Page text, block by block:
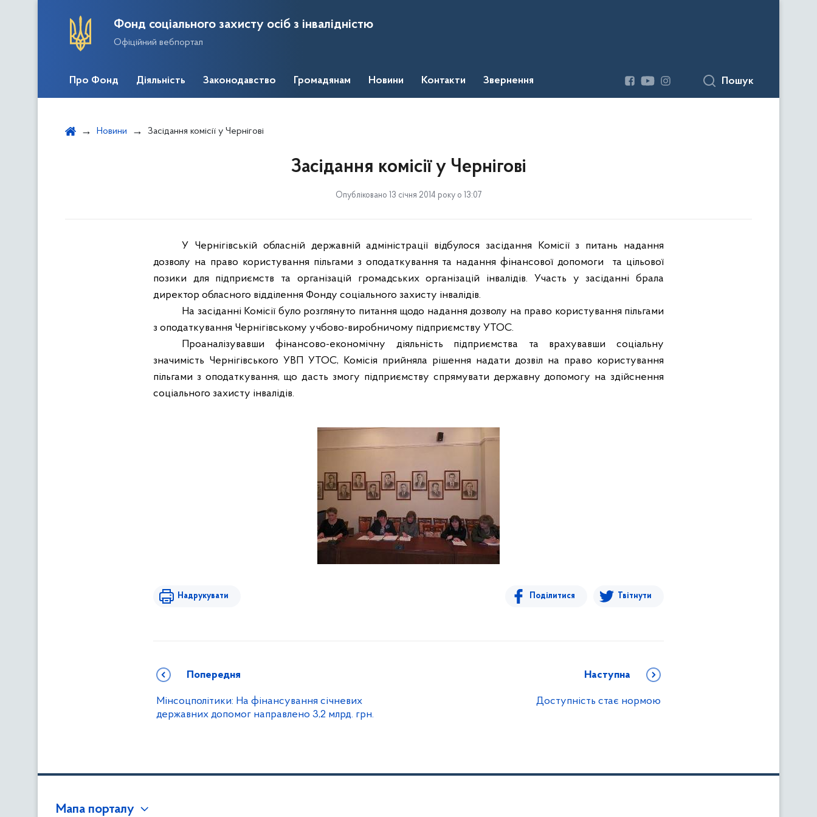
Фонд соціального захисту осіб з інвалідністю
Офіційний вебпортал
Про Фонд Діяльність Законодавство Громадянам Новини Контакти Звернення Пошук
Новини Засідання комісії у Чернігові
Засідання комісії у Чернігові
Опубліковано 13 січня 2014 року о 13:07
У Чернігівській обласній державній адміністрації відбулося засідання Комісії з питань надання
дозволу на право користування пільгами з оподаткування та надання фінансової допомоги
та цільової
позики для підприємств та організацій громадських організацій інвалідів. Участь у засіданні брала
директор обласного відділення Фонду соціального захисту інвалідів.
На засіданні Комісії було розглянуто питання щодо надання дозволу на право користування пільгами
з оподаткування Чернігівському учбово-виробничому підприємству УТОС.
Проаналізувавши фінансово-економічну діяльність підприємства та врахувавши соціальну
значимість Чернігівського УВП УТОС, Комісія прийняла рішення надати дозвіл на право користування
пільгами з оподаткування, що дасть змогу підприємству спрямувати державну допомогу на здійснення
соціального захисту інвалідів.
Надрукувати Поділитися Твітнути
Попередня
Мінсоцполітики: На фінансування січневих
державних допомог направлено 3,2 млрд. грн.
Наступна
Доступність стає нормою
Мапа порталу